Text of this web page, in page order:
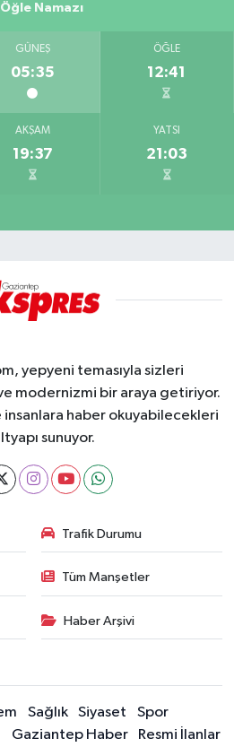
Öğle Namazı
GÜNEŞ
05:35
ÖĞLE
12:41
AKŞAM
19:37
YATSI
21:03
yepyeni temasıyla sizleri
modernizmi bir araya getiriyor.
insanlara haber okuyabilecekleri
sunuyor.
Trafik Durumu
Tüm Manşetler
Haber Arşivi
Sağlık Siyaset
Spor
Gaziantep Haber Resmi İlanlar